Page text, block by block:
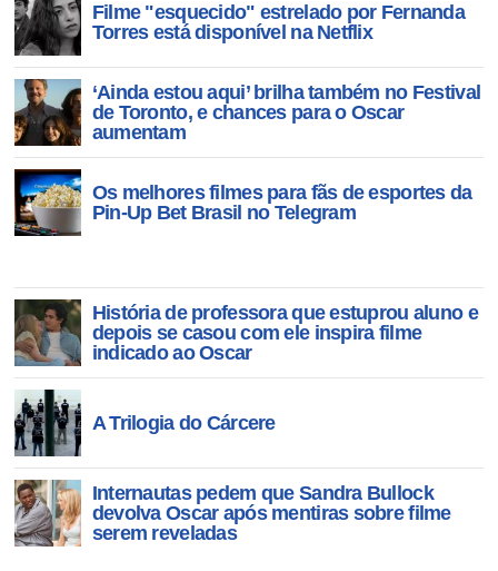
Filme "esquecido" estrelado por Fernanda
Torres está disponível na Netflix
‘Ainda estou aqui’ brilha também no Festival
de Toronto, e chances para o Oscar
aumentam
Os melhores filmes para fãs de esportes da
Pin-Up Bet Brasil no Telegram
História de professora que estuprou aluno e
depois se casou com ele inspira filme
indicado ao Oscar
A Trilogia do Cárcere
Internautas pedem que Sandra Bullock
devolva Oscar após mentiras sobre filme
serem reveladas